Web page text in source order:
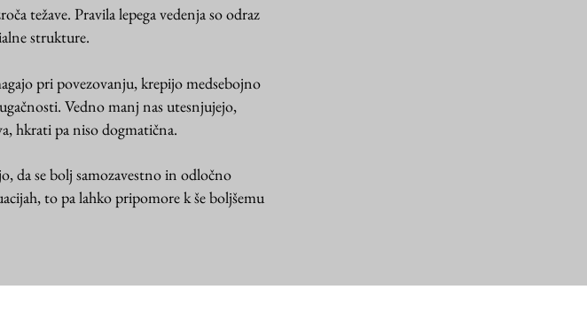
težave. Pravila lepega vedenja so odraz
strukture.
pri povezovanju, krepijo medsebojno
Vedno manj nas utesnjujejo,
hkrati pa niso dogmatična.
da se bolj samozavestno in odločno
to pa lahko pripomore k še boljšemu